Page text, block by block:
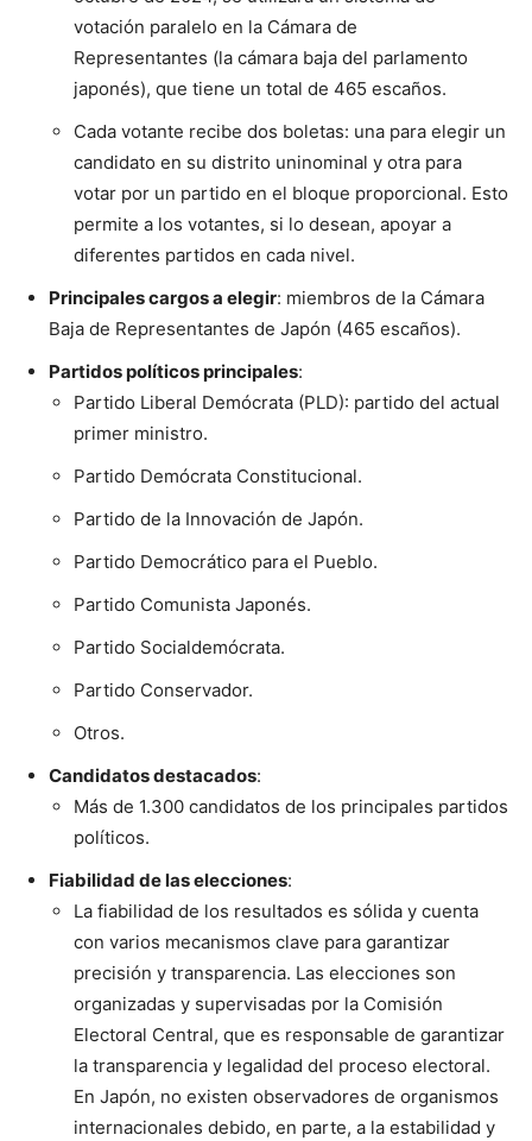
votación paralelo en la Cámara de
Representantes (la cámara baja del parlamento
japonés), que tiene un total de 465 escaños.
Cada votante recibe dos boletas: una para elegir un
candidato en su distrito uninominal y otra para
votar por un partido en el bloque proporcional. Esto
permite a los votantes, si lo desean, apoyar a
diferentes partidos en cada nivel.
Principales cargos a elegir: miembros de la Cámara
Baja de Representantes de Japón (465 escaños).
Partidos políticos principales:
Partido Liberal Demócrata (PLD): partido del actual
primer ministro.
Partido Demócrata Constitucional.
Partido de la Innovación de Japón.
Partido Democrático para el Pueblo.
Partido Comunista Japonés.
Partido Socialdemócrata.
Partido Conservador.
Otros.
Candidatos destacados:
Más de 1.300 candidatos de los principales partidos
políticos.
Fiabilidad de las elecciones:
La fiabilidad de los resultados es sólida y cuenta
con varios mecanismos clave para garantizar
precisión y transparencia. Las elecciones son
organizadas y supervisadas por la Comisión
Electoral Central, que es responsable de garantizar
la transparencia y legalidad del proceso electoral.
En Japón, no existen observadores de organismos
internacionales debido, en parte, a la estabilidad y